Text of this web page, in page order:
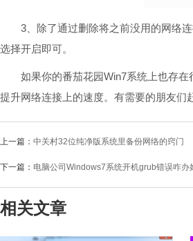
3、除了通过删除将之前没用的网络连
选择开启即可。
如果你的番茄花园Win7系统上也存在
提升网络连接上的速度。有需要的朋友们
上一篇： 中关村32位纯净版系统里备份网络的窍门
下一篇： 电脑公司Windows7系统开机grub错误咋办
相关文章